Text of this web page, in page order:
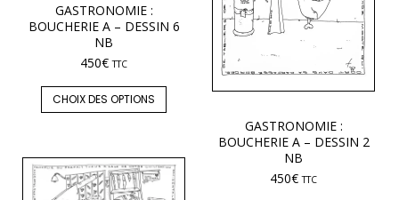
GASTRONOMIE :
BOUCHERIE A – DESSIN 6
NB
450€ TTC
CHOIX DES OPTIONS
GASTRONOMIE :
BOUCHERIE A – DESSIN 2
NB
450€ TTC